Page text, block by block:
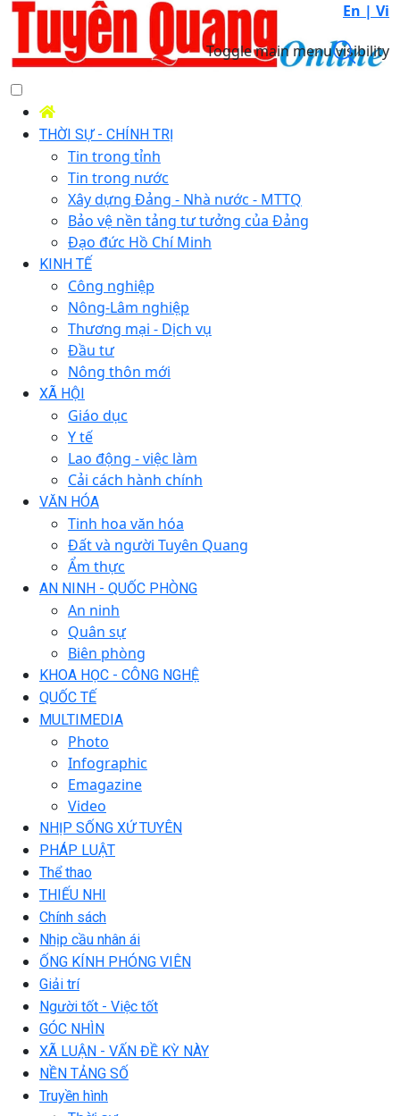
En | Vi
Toggle main menu visibility
THỜI SỰ - CHÍNH TRỊ
Tin trong tỉnh
Tin trong nước
Xây dựng Đảng - Nhà nước - MTTQ
Bảo vệ nền tảng tư tưởng của Đảng
Đạo đức Hồ Chí Minh
KINH TẾ
Công nghiệp
Nông-Lâm nghiệp
Thương mại - Dịch vụ
Đầu tư
Nông thôn mới
XÃ HỘI
Giáo dục
Y tế
Lao động - việc làm
Cải cách hành chính
VĂN HÓA
Tinh hoa văn hóa
Đất và người Tuyên Quang
Ẩm thực
AN NINH - QUỐC PHÒNG
An ninh
Quân sự
Biên phòng
KHOA HỌC - CÔNG NGHỆ
QUỐC TẾ
MULTIMEDIA
Photo
Infographic
Emagazine
Video
NHỊP SỐNG XỨ TUYÊN
PHÁP LUẬT
Thể thao
THIẾU NHI
Chính sách
Nhịp cầu nhân ái
ỐNG KÍNH PHÓNG VIÊN
Giải trí
Người tốt - Việc tốt
GÓC NHÌN
XÃ LUẬN - VẤN ĐỀ KỲ NÀY
NỀN TẢNG SỐ
Truyền hình